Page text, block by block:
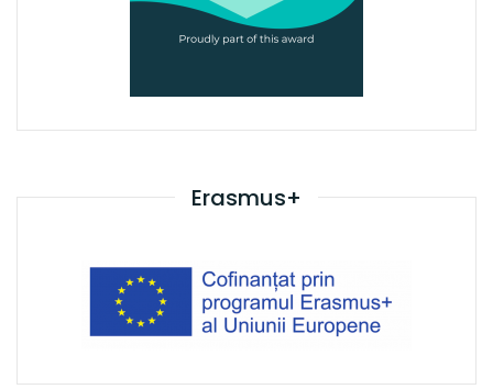
Erasmus+